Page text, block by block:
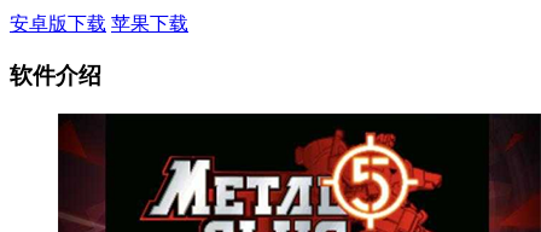
安卓版下载 苹果下载
软件介绍